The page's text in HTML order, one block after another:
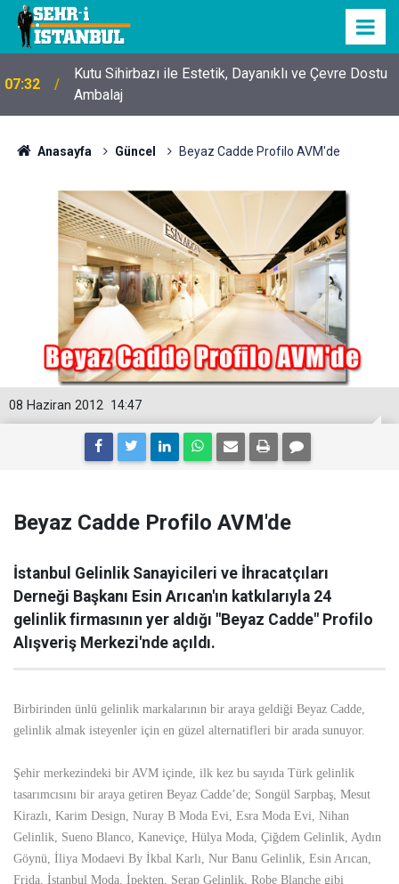
07:32
Kutu Sihirbazı ile Estetik, Dayanıklı ve Çevre Dostu
Ambalaj
Anasayfa Güncel Beyaz Cadde Profilo AVM'de
14:47
08 Haziran 2012
Beyaz Cadde Profilo AVM'de
İstanbul Gelinlik Sanayicileri ve İhracatçıları
Derneği Başkanı Esin Arıcan'ın katkılarıyla 24
gelinlik firmasının yer aldığı "Beyaz Cadde" Profilo
Alışveriş Merkezi'nde açıldı.
Birbirinden ünlü gelinlik markalarının bir araya geldiği Beyaz Cadde,
gelinlik almak isteyenler için en güzel alternatifleri bir arada sunuyor.
Şehir merkezindeki bir AVM içinde, ilk kez bu sayıda Türk gelinlik
tasarımcısını bir araya getiren Beyaz Cadde’de; Songül Sarpbaş, Mesut
Kirazlı, Karim Design, Nuray B Moda Evi, Esra Moda Evi, Nihan
Gelinlik, Sueno Blanco, Kaneviçe, Hülya Moda, Çiğdem Gelinlik, Aydın
Göynü, İliya Modaevi By İkbal Karlı, Nur Banu Gelinlik, Esin Arıcan,
Frida, İstanbul Moda, İpekten, Serap Gelinlik, Robe Blanche gibi